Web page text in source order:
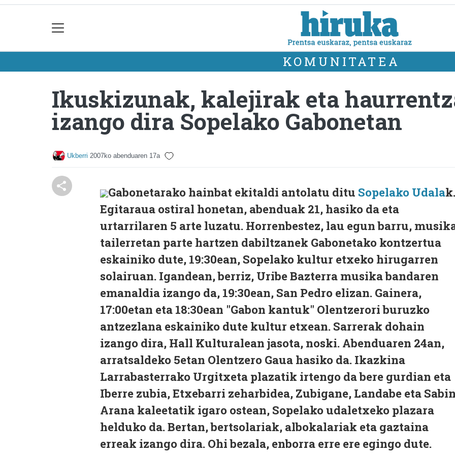
KOMUNITATEA
Ikuskizunak, kalejirak eta
izango dira Sopelako Gabonetan
Ukberri 2007ko abenduaren 17a
Gabonetarako hainbat ekitaldi antolatu ditu Sopelako Udalak.
Egitaraua ostiral honetan, abenduak 21, hasiko da eta
urtarrilaren 5 arte luzatu. Horrenbestez, lau egun barru,
tailerretan parte hartzen dabiltzanek Gabonetako kontzertua
eskainiko dute, 19:30ean, Sopelako kultur etxeko hirugarren
solairuan. Igandean, berriz, Uribe Bazterra musika bandaren
emanaldia izango da, 19:30ean, San Pedro elizan. Gainera,
17:00etan eta 18:30ean "Gabon kantuk" Olentzerori buruzko
antzezlana eskainiko dute kultur etxean. Sarrerak dohain
izango dira, Hall Kulturalean jasota, noski. Abenduaren 24an,
arratsaldeko 5etan Olentzero Gaua hasiko da. Ikazkina
Larrabasterrako Urgitxeta plazatik irtengo da bere gurdian eta
Iberre zubia, Etxebarri zeharbidea, Zubigane, Landabe eta
Arana kaleetatik igaro ostean, Sopelako udaletxeko plazara
helduko da. Bertan, bertsolariak, albokalariak eta gaztaina
erreak izango dira. Ohi bezala, enborra erre ere egingo dute.